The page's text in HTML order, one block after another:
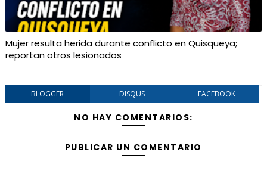
Mujer resulta herida durante conflicto en Quisqueya;
reportan otros lesionados
BLOGGER DISQUS FACEBOOK
NO HAY COMENTARIOS:
PUBLICAR UN COMENTARIO